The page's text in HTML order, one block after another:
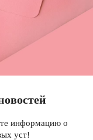
информацию о
уст!